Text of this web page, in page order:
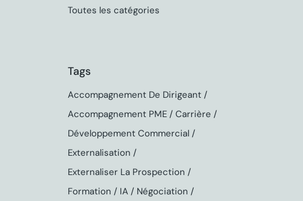
Toutes les catégories
Tags
Accompagnement De Dirigeant
Accompagnement PME
Carrière
Développement Commercial
Externalisation
Externaliser La Prospection
Formation
IA
Négociation